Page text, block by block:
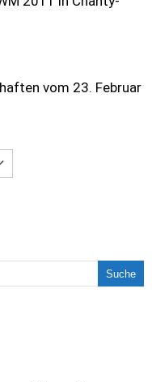
vom 23. Februar